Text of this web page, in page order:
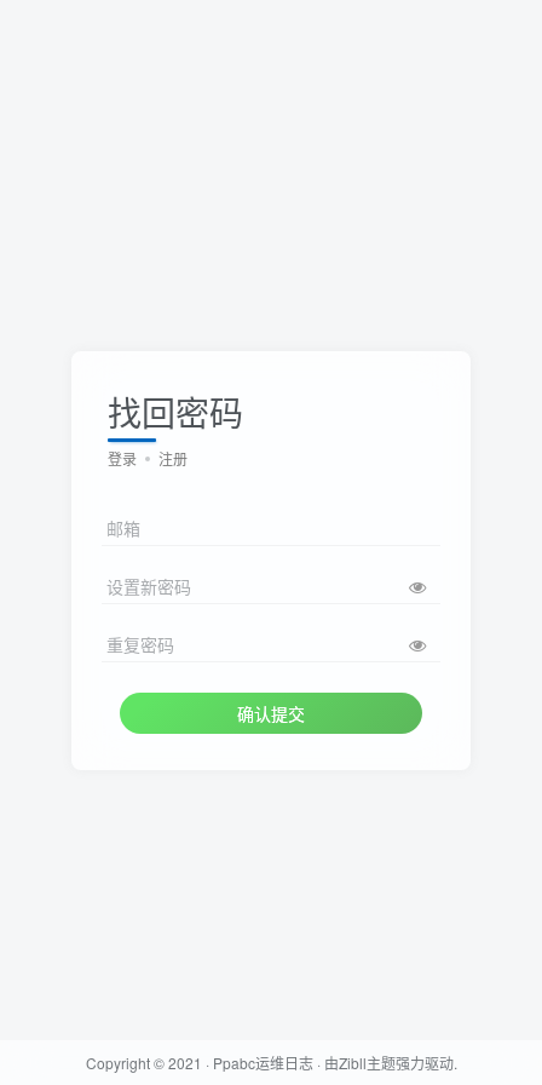
找回密码
登录 注册
邮箱
设置新密码
重复密码
确认提交
Copyright © 2021 · Ppabc运维日志· 由Zibll主题强力驱动.